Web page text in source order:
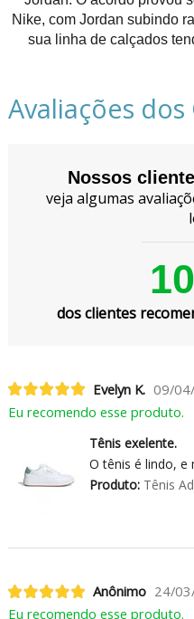
Nike, com Jordan subindo
sua linha de calçados
Avaliações
Nossos
veja algumas
dos clientes
Evelyn K. 09/
Eu recomendo esse produto.
Tênis exelente.
O tênis é lindo,
Produto:Tênis
Anônimo 24/
Eu recomendo esse produto.